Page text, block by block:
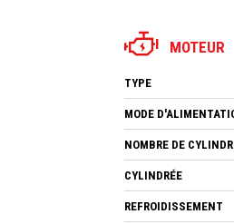
MOTEUR
TYPE
MODE
NOMBRE DE
CYLINDRÉE
REFROIDISSEMENT